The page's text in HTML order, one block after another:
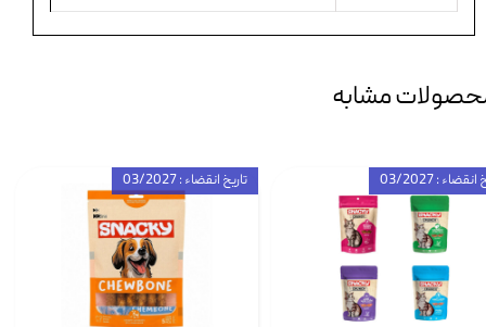
مشابه
تاریخ انقضاء : 03/2027 : 03/2027